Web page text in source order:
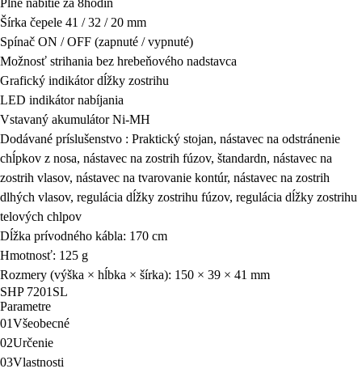
Šírka čepele 41 / 32 / 20 mm
Spínač ON / OFF (zapnuté / vypnuté)
Možnosť strihania bez hrebeňového nadstavca
Grafický indikátor dĺžky zostrihu
LED indikátor nabíjania
Vstavaný akumulátor Ni-MH
Dodávané príslušenstvo : Praktický stojan, nástavec na odstránenie
chĺpkov z nosa, nástavec na zostrih fúzov, štandardn, nástavec na
zostrih vlasov, nástavec na tvarovanie kontúr, nástavec na zostrih
dlhých vlasov, regulácia dĺžky zostrihu fúzov, regulácia dĺžky zostrihu
telových chlpov
Dĺžka prívodného kábla: 170 cm
Hmotnosť: 125 g
Rozmery (výška × hĺbka × šírka): 150 × 39 × 41 mm
SHP 7201SL
Parametre
01Všeobecné
02Určenie
03Vlastnosti